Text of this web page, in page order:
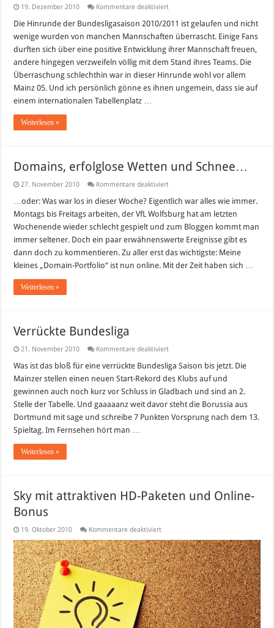
19. Dezember 2010 Kommentare deaktiviertfür
2010/2011:
Hinrunden-
Analyse
Die Hinrunde der Bundesligasaison 2010/2011 ist gelaufen und nicht
wenige wurden von manchen Mannschaften überrascht. Einige Fans
durften sich über eine positive Entwicklung ihrer Mannschaft freuen,
andere hingegen verzweifeln völlig mit dem Stand ihres Teams. Die
Überraschung schlechthin war in dieser Hinrunde wohl vor allem
Mainz 05. Und ich persönlich gönne es ihnen ungemein, dass sie auf
einem internationalen Tabellenplatz …
Weiterlesen »
Domains, erfolglose Wetten und Schnee…
27. November 2010 Kommentare deaktiviertfür
erfolglose
und
Schnee…
…oder: Was war los in dieser Woche? Eigentlich war alles wie immer.
Montags bis Freitags arbeiten, der VfL Wolfsburg hat am letzten
Wochenende wieder schlecht gespielt und zum Bloggen kommt man
immer seltener. Doch ein paar erwähnenswerte Ereignisse gibt es
dann doch zu kommentieren. Zu aller erst das wichtigste: Meine
kleines „Domain-Portfolio“ ist nun online. Mit der Zeit haben sich …
Weiterlesen »
Verrückte Bundesliga
21. November 2010 Kommentare deaktiviertfür
Bundesliga
Was ist das bloß für eine verrückte Bundesliga Saison bis jetzt. Die
Mainzer stellen einen neuen Start-Rekord des Klubs auf und
gewinnen auch noch kurz vor Schluss in Gladbach und sind an 2.
Stelle der Tabelle. Und gaaaaanz weit davor steht die Borussia aus
Dortmund mit sage und schreibe 7 Punkten Vorsprung nach dem 13.
Spieltag. Im Fernsehen hört man …
Weiterlesen »
Sky mit attraktiven HD-Paketen und Online-
Bonus
19. Oktober 2010 Kommentare deaktiviertfür
mit
attraktiven
HD-
Paketen
und
Online-
Bonus